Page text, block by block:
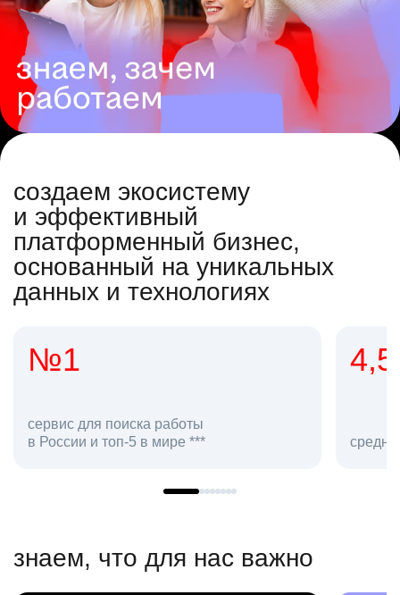
создаем экосистему
и эффективный
платформенный бизнес,
основанный на уникальных
данных и технологиях
4,5
средняя оценка hh.ru как работодателя **
в
знаем, что для нас важно